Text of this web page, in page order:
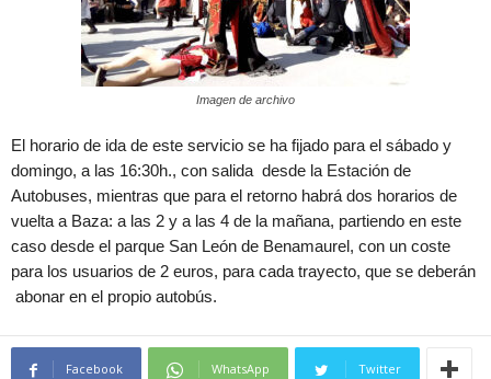
Imagen de archivo
El horario de ida de este servicio se ha fijado para el sábado y
domingo, a las 16:30h., con salida desde la Estación de
Autobuses, mientras que para el retorno habrá dos horarios de
vuelta a Baza: a las 2 y a las 4 de la mañana, partiendo en este
caso desde el parque San León de Benamaurel, con un coste
para los usuarios de 2 euros, para cada trayecto, que se deberán
abonar en el propio autobús.
Facebook WhatsApp Twitter